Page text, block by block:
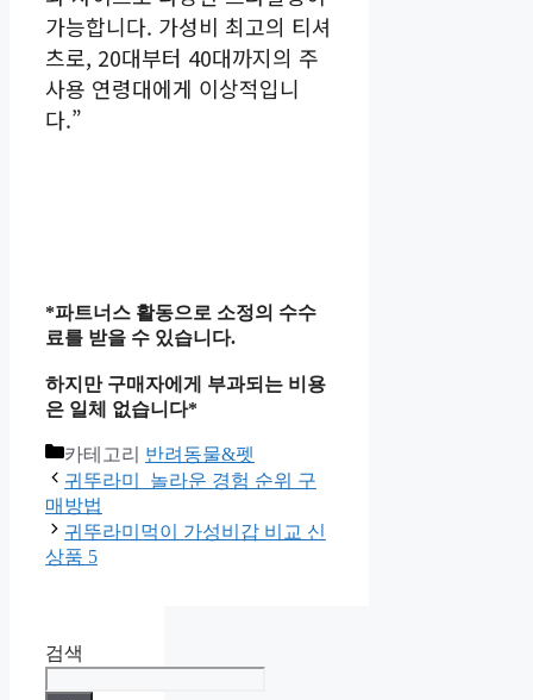
가능합니다. 가성비 최고의 티셔
츠로, 20대부터 40대까지의 주
사용 연령대에게 이상적입니
다.”
*파트너스 활동으로 소정의 수수
료를 받을 수 있습니다.
하지만 구매자에게 부과되는 비용
은 일체 없습니다*
카테고리 반려동물&펫
귀뚜라미 놀라운 경험 순위 구
매방법
귀뚜라미먹이 가성비갑 비교 신
상품 5
검색